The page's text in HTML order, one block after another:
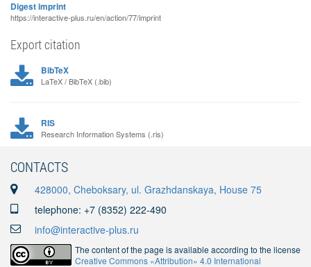
Digest imprint
https://interactive-plus.ru/en/action/77/imprint
Export citation
BibTeX
LaTeX / BibTeX (.bib)
RIS
Research Information Systems (.ris)
CONTACTS
428000, Cheboksary, ul. Grazhdanskaya, House 75
telephone: +7 (8352) 222-490
info@interactive-plus.ru
The content of the page is available according to the license
Creative Commons «Attribution» 4.0 International